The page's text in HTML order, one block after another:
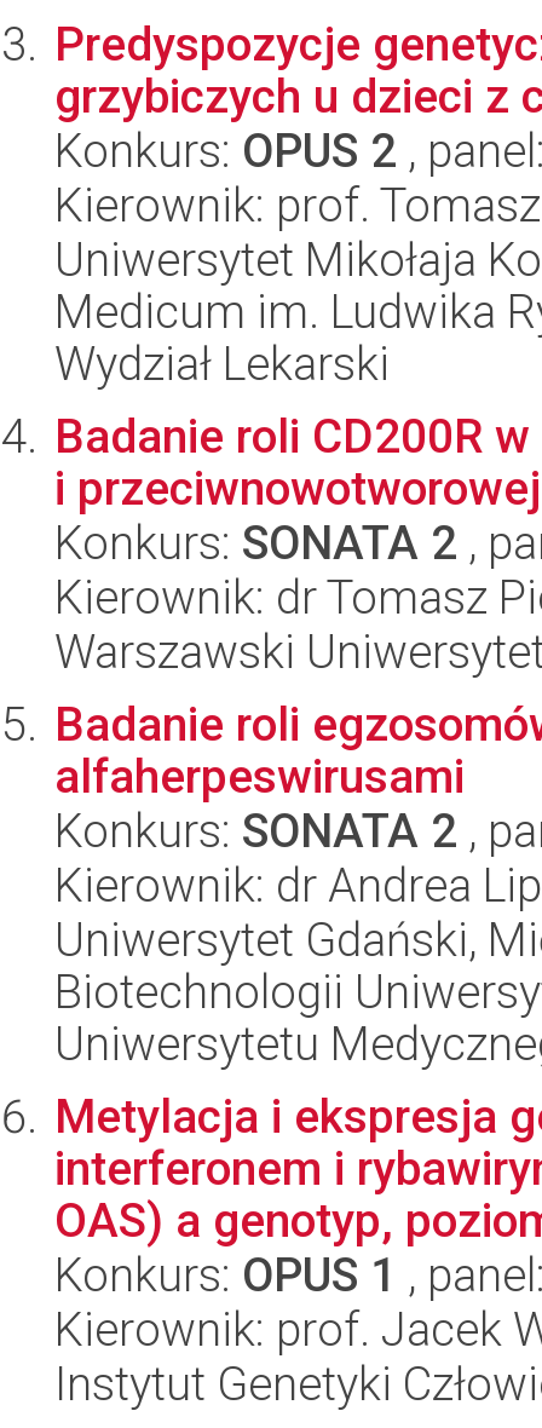
Predyspozycje
grzybiczych u dzieci z
Konkurs: OPUS 2 ,
Kierownik: prof.
Uniwersytet Mikołaja
Medicum im. Ludwika
Wydział Lekarski
Badanie roli CD200R
i
Konkurs: SONATA 2 ,
Kierownik: dr Tomasz
Warszawski
Badanie roli
alfaherpeswirusami
Konkurs: SONATA 2 ,
Kierownik: dr Andrea
Uniwersytet Gdański,
Biotechnologii
Uniwersytetu
Metylacja i ekspresja
interferonem i
OAS) a genotyp,
Konkurs: OPUS 1 ,
Kierownik: prof. Jacek
Instytut Genetyki